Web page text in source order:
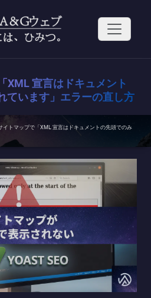
XML 宣言はドキュメント
ています」エラーの直し方
イトマップで「XML 宣言はドキュメントの先頭でのみ